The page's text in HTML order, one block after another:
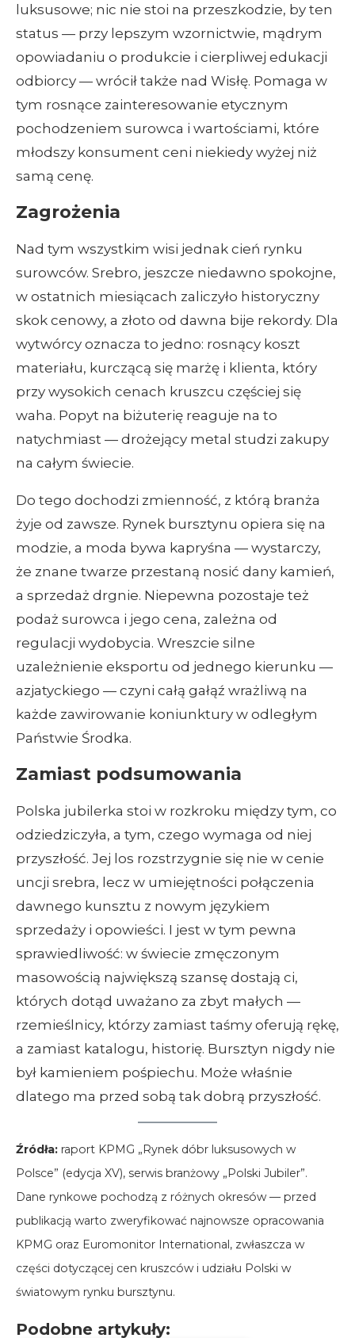
luksusowe; nic nie stoi na przeszkodzie, by ten
status — przy lepszym wzornictwie, mądrym
opowiadaniu o produkcie i cierpliwej edukacji
odbiorcy — wrócił także nad Wisłę. Pomaga w
tym rosnące zainteresowanie etycznym
pochodzeniem surowca i wartościami, które
młodszy konsument ceni niekiedy wyżej niż
samą cenę.
Zagrożenia
Nad tym wszystkim wisi jednak cień rynku
surowców. Srebro, jeszcze niedawno spokojne,
w ostatnich miesiącach zaliczyło historyczny
skok cenowy, a złoto od dawna bije rekordy. Dla
wytwórcy oznacza to jedno: rosnący koszt
materiału, kurczącą się marżę i klienta, który
przy wysokich cenach kruszcu częściej się
waha. Popyt na biżuterię reaguje na to
natychmiast — drożejący metal studzi zakupy
na całym świecie.
Do tego dochodzi zmienność, z którą branża
żyje od zawsze. Rynek bursztynu opiera się na
modzie, a moda bywa kapryśna — wystarczy,
że znane twarze przestaną nosić dany kamień,
a sprzedaż drgnie. Niepewna pozostaje też
podaż surowca i jego cena, zależna od
regulacji wydobycia. Wreszcie silne
uzależnienie eksportu od jednego kierunku —
azjatyckiego — czyni całą gałąź wrażliwą na
każde zawirowanie koniunktury w odległym
Państwie Środka.
Zamiast podsumowania
Polska jubilerka stoi w rozkroku między tym, co
odziedziczyła, a tym, czego wymaga od niej
przyszłość. Jej los rozstrzygnie się nie w cenie
uncji srebra, lecz w umiejętności połączenia
dawnego kunsztu z nowym językiem
sprzedaży i opowieści. I jest w tym pewna
sprawiedliwość: w świecie zmęczonym
masowością największą szansę dostają ci,
których dotąd uważano za zbyt małych —
rzemieślnicy, którzy zamiast taśmy oferują rękę,
a zamiast katalogu, historię. Bursztyn nigdy nie
był kamieniem pośpiechu. Może właśnie
dlatego ma przed sobą tak dobrą przyszłość.
Źródła: raport KPMG „Rynek dóbr luksusowych w
Polsce” (edycja XV), serwis branżowy „Polski Jubiler”.
Dane rynkowe pochodzą z różnych okresów — przed
publikacją warto zweryfikować najnowsze opracowania
KPMG oraz Euromonitor International, zwłaszcza w
części dotyczącej cen kruszców i udziału Polski w
światowym rynku bursztynu.
Podobne artykuły: